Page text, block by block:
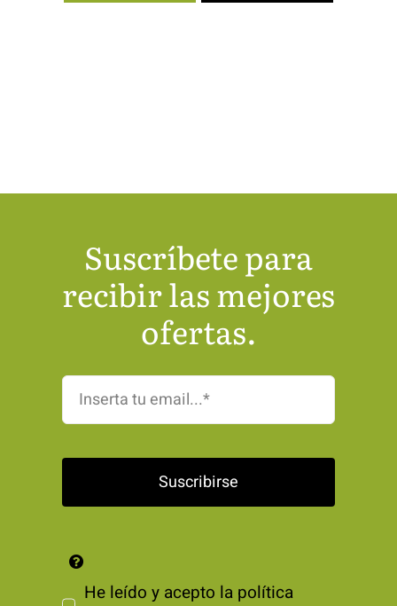
Suscríbete para
recibir las mejores
ofertas.
Suscribirse
He leído y acepto la política